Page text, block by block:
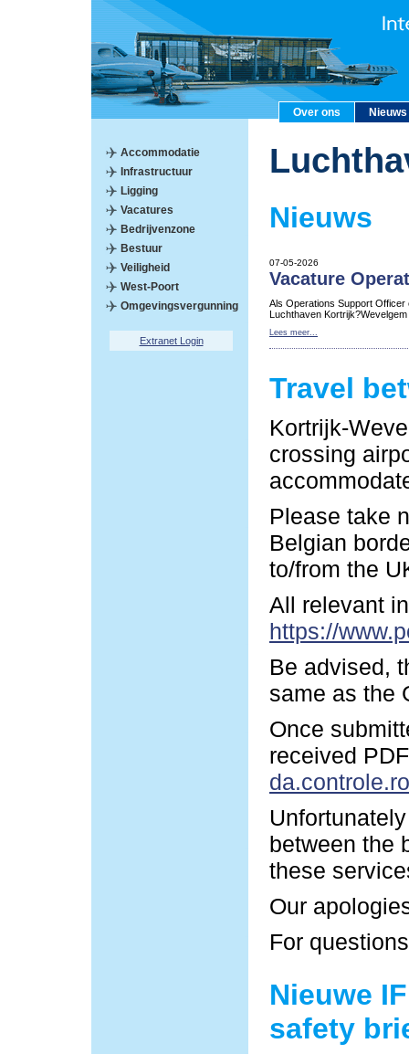
Over ons Nieuws
Accommodatie
Infrastructuur
Ligging
Vacatures
Bedrijvenzone
Bestuur
Veiligheid
West-Poort
Omgevingsvergunning
Extranet Login
Nieuws
07-05-2026
Vacature
Als Operations Support Officer
Luchthaven
Lees meer...
Travel
Kortrijk-
crossing
Please take
Belgian
to/from the
All relevant
https://
Be advised,
same as the
Once
received
between the
these
Our
For
Nieuwe
safety